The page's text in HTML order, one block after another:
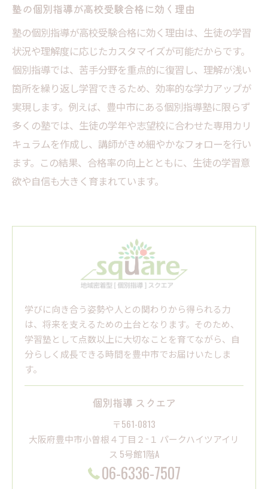
塾の個別指導が高校受験合格に効く理由
塾の個別指導が高校受験合格に効く理由は、生徒の学習
状況や理解度に応じたカスタマイズが可能だからです。
個別指導では、苦手分野を重点的に復習し、理解が浅い
箇所を繰り返し学習できるため、効率的な学力アップが
実現します。例えば、豊中市にある個別指導塾に限らず
多くの塾では、生徒の学年や志望校に合わせた専用カリ
キュラムを作成し、講師がきめ細やかなフォローを行い
ます。この結果、合格率の向上とともに、生徒の学習意
欲や自信も大きく育まれています。
学びに向き合う姿勢や人との関わりから得られる力
は、将来を支えるための土台となります。そのため、
学習塾として点数以上に大切なことを育てながら、自
分らしく成長できる時間を豊中市でお届けいたしま
す。
個別指導 スクエア
〒561-0813
大阪府豊中市小曽根４丁目２−１ パークハイツアイリ
ス 5号館1階A
06-6336-7507